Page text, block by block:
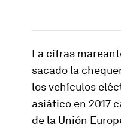
La cifras
sacado la
los vehículos
asiático en 2017
de la Unión